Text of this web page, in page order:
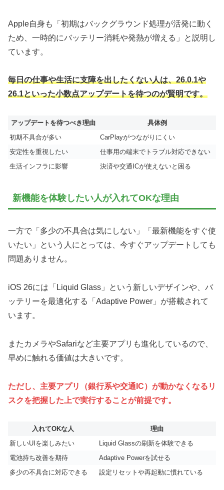
Apple自身も「初期はバックグラウンド処理が活発に動く
ため、一時的にバッテリー消耗や発熱が増える」と説明し
ています。
毎日の仕事や生活に支障を出したくない人は、26.0.1や
26.1といった小数点アップデートを待つのが賢明です。
アップデートを待つべき理由
具体例
初期不具合が多い
CarPlayがつながりにくい
安定性を重視したい
仕事用の端末でトラブル対応できない
生活インフラに影響
決済や交通ICが使えないと困る
新機能を体験したい人が入れてOKな理由
一方で「多少の不具合は気にしない」「最新機能をすぐ使
いたい」という人にとっては、今すぐアップデートしても
問題ありません。
iOS 26には「Liquid Glass」という新しいデザインや、バ
ッテリーを最適化する「Adaptive Power」が搭載されて
います。
またカメラやSafariなど主要アプリも進化しているので、
早めに触れる価値は大きいです。
ただし、主要アプリ（銀行系や交通IC）が動かなくなるリ
スクを把握した上で実行することが前提です。
入れてOKな人
理由
新しいUIを楽しみたい
Liquid Glassの刷新を体験できる
電池持ち改善を期待
Adaptive Powerを試せる
多少の不具合に対応できる
設定リセットや再起動に慣れている